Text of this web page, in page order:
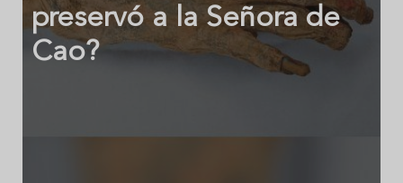
preservó a la Señora de
Cao?